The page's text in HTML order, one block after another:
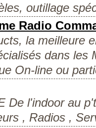
outillage
Radio
la meilleure
dans les
On-line ou
De l'indoor au
, Radios ,